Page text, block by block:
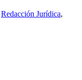
Redacción Jurídica,